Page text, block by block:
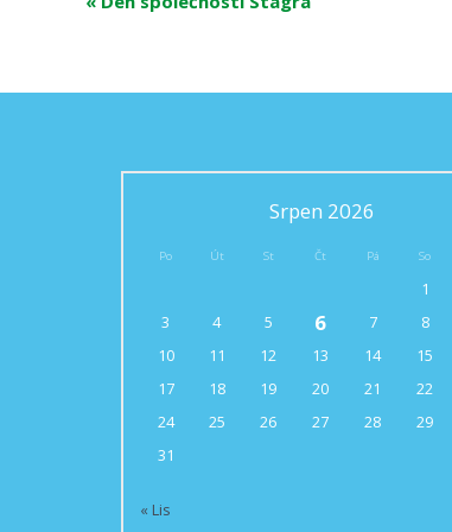
Srpen 2026
Po Út St Čt Pá So
1
3
4 5 6 7 8
10
11 12 13 14 15
17
18 19 20 21 22
24
25 26 27 28 29
31
« Lis